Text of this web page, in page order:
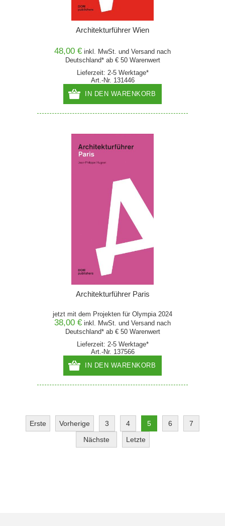
Architekturführer Wien
48,00 € inkl. MwSt. und Versand nach
Deutschland* ab € 50 Warenwert
Lieferzeit: 2-5 Werktage*
Art.-Nr. 131446
IN DEN WARENKORB
Architekturführer Paris
jetzt mit dem Projekten für Olympia 2024
38,00 € inkl. MwSt. und Versand nach
Deutschland* ab € 50 Warenwert
Lieferzeit: 2-5 Werktage*
Art.-Nr. 137566
IN DEN WARENKORB
Erste Vorherige 3 4 5 6
7
Nächste
Letzte